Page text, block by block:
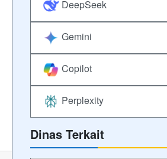
DeepSeek
Gemini
Copilot
Perplexity
Dinas Terkait